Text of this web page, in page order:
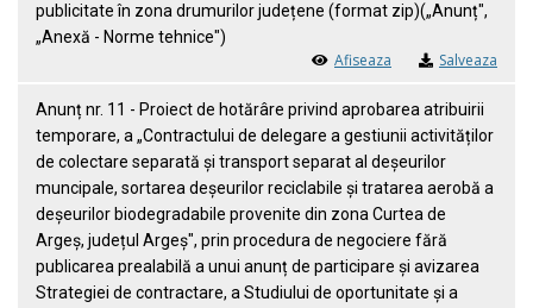
publicitate în zona drumurilor județene (format zip)(„Anunț",
„Anexă - Norme tehnice")
Afiseaza Salveaza
Anunț nr. 11 - Proiect de hotărâre privind aprobarea atribuirii
temporare, a „Contractului de delegare a gestiunii activităților
de colectare separată și transport separat al deșeurilor
muncipale, sortarea deșeurilor reciclabile și tratarea aerobă a
deșeurilor biodegradabile provenite din zona Curtea de
Argeș, județul Argeș", prin procedura de negociere fără
publicarea prealabilă a unui anunț de participare și avizarea
Strategiei de contractare, a Studiului de oportunitate și a